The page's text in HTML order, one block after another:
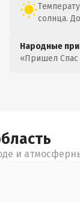
солнца.
Народные
«Пришел Спас
и